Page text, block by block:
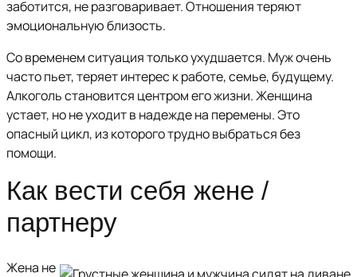
заботится, не разговаривает. Отношения теряют
эмоциональную близость.
Со временем ситуация только ухудшается. Муж очень
часто пьет, теряет интерес к работе, семье, будущему.
Алкоголь становится центром его жизни. Женщина
устает, но не уходит в надежде на перемены. Это
опасный цикл, из которого трудно выбраться без
помощи.
Как вести себя жене /
партнеру
Жена не